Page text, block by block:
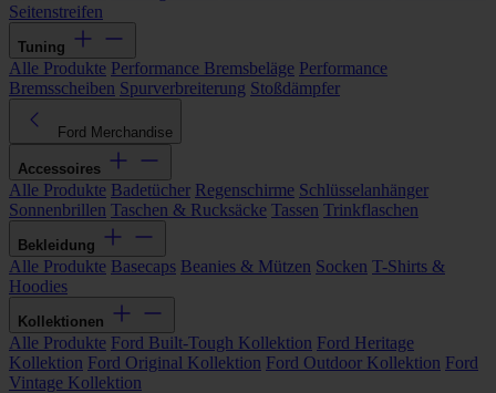
Seitenstreifen
Tuning
Alle Produkte Performance Bremsbeläge Performance
Bremsscheiben Spurverbreiterung Stoßdämpfer
Ford Merchandise
Accessoires
Alle Produkte Badetücher Regenschirme Schlüsselanhänger
Sonnenbrillen Taschen & Rucksäcke Tassen Trinkflaschen
Bekleidung
Alle Produkte Basecaps Beanies & Mützen Socken T-Shirts &
Hoodies
Kollektionen
Alle Produkte Ford Built-Tough Kollektion Ford Heritage
Kollektion Ford Original Kollektion Ford Outdoor Kollektion Ford
Vintage Kollektion